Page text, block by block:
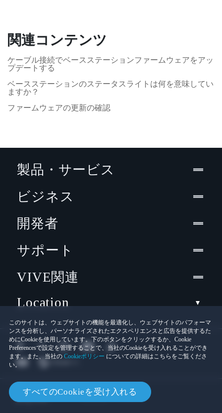
関連コンテンツ
ケーブル接続でベースステーションファームウェアをアッ
プデートする
ベースステーションのステータスライトは何を意味してい
ますか？
ファームウェアの更新の確認
このサイトは、ウェブサイトの機能を最適化し、ウェブサイトのパフォーマ
ンスを分析し、パーソナライズされたエクスペリエンスと広告を提供するた
めにCookieを使用しています。下のボタンをクリックするか、Cookie
Preferencesで設定を管理することで、当社のCookieを受け入れることができ
ます。また、当社の Cookieポリシー についての詳細はこちらをご覧くださ
い。
すべてのCookieを受け入れる
製品・サービス
ビジネス
開発者
サポート
VIVE関連
Location
© 2011-2026 HTC Corporation
法的情報
Cookies